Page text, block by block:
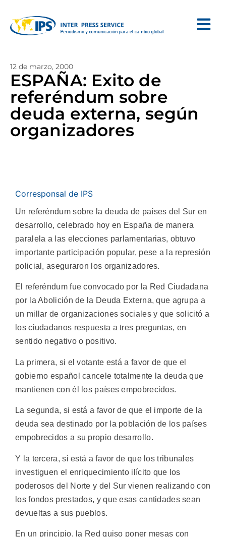
12 de marzo, 2000
ESPAÑA: Exito de
referéndum sobre
deuda externa, según
organizadores
Corresponsal de IPS
Un referéndum sobre la deuda de países del Sur en
desarrollo, celebrado hoy en España de manera
paralela a las elecciones parlamentarias, obtuvo
importante participación popular, pese a la represión
policial, aseguraron los organizadores.
El referéndum fue convocado por la Red Ciudadana
por la Abolición de la Deuda Externa, que agrupa a
un millar de organizaciones sociales y que solicitó a
los ciudadanos respuesta a tres preguntas, en
sentido negativo o positivo.
La primera, si el votante está a favor de que el
gobierno español cancele totalmente la deuda que
mantienen con él los países empobrecidos.
La segunda, si está a favor de que el importe de la
deuda sea destinado por la población de los países
empobrecidos a su propio desarrollo.
Y la tercera, si está a favor de que los tribunales
investiguen el enriquecimiento ilícito que los
poderosos del Norte y del Sur vienen realizando con
los fondos prestados, y que esas cantidades sean
devueltas a sus pueblos.
En un principio, la Red quiso poner mesas con